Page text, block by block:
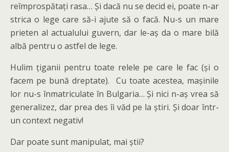
reîmprospătați rasa… Și dacă nu se decid ei, poate n-ar
strica o lege care să-i ajute să o facă. Nu-s un mare
prieten al actualului guvern, dar le-aș da o mare bilă
albă pentru o astfel de lege.
Hulim țiganii pentru toate relele pe care le fac (și o
facem pe bună dreptate). Cu toate acestea, mașinile
lor nu-s înmatriculate în Bulgaria… Și nici n-aș vrea să
generalizez, dar prea des îi văd pe la știri. Și doar într-
un context negativ!
Dar poate sunt manipulat, mai știi?